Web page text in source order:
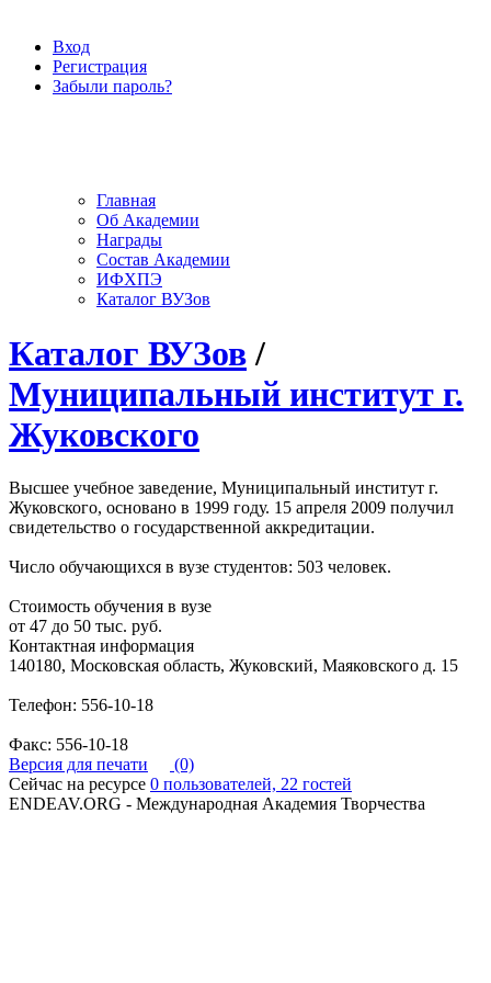
Вход
Регистрация
Забыли пароль?
Главная
Об Академии
Награды
Состав Академии
ИФХПЭ
Каталог ВУЗов
Каталог ВУЗов /
Муниципальный институт г.
Жуковского
Высшее учебное заведение, Муниципальный институт г.
Жуковского, основано в 1999 году. 15 апреля 2009 получил
свидетельство о государственной аккредитации.
Число обучающихся в вузе студентов: 503 человек.
Стоимость обучения в вузе
от 47 до 50 тыс. руб.
Контактная информация
140180, Московская область, Жуковский, Маяковского д. 15
Телефон: 556-10-18
Факс: 556-10-18
Версия для печати
(0)
Сейчас на ресурсе 0 пользователей, 22 гостей
ENDEAV.ORG - Международная Академия Творчества